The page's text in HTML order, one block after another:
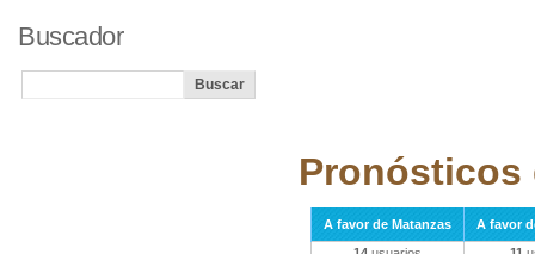
Pronósticos
A favor de Matanzas
A favor
Buscador